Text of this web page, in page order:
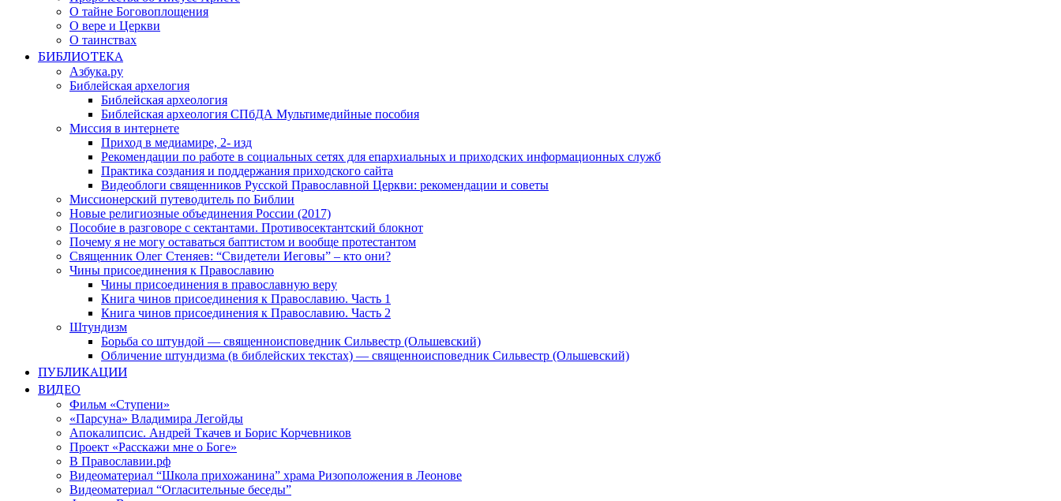
О тайне Боговоплощения
О вере и Церкви
О таинствах
БИБЛИОТЕКА
Азбука.ру
Библейская архелогия
Библейская археология
Библейская археология СПбДА Мультимедийные пособия
Миссия в интернете
Приход в медиамире, 2- изд
Рекомендации по работе в социальных сетях для епархиальных и приходских информационных служб
Практика создания и поддержания приходского сайта
Видеоблоги священников Русской Православной Церкви: рекомендации и советы
Миссионерский путеводитель по Библии
Новые религиозные объединения России (2017)
Пособие в разговоре с сектантами. Противосектантский блокнот
Почему я не могу оставаться баптистом и вообще протестантом
Священник Олег Стеняев: “Свидетели Иеговы” – кто они?
Чины присоединения к Православию
Чины присоединения в православную веру
Книга чинов присоединения к Православию. Часть 1
Книга чинов присоединения к Православию. Часть 2
Штундизм
Борьба со штундой — священноисповедник Сильвестр (Ольшевский)
Обличение штундизма (в библейских текстах) — священноисповедник Сильвестр (Ольшевский)
ПУБЛИКАЦИИ
ВИДЕО
Фильм «Ступени»
«Парсуна» Владимира Легойды
Апокалипсис. Андрей Ткачев и Борис Корчевников
Проект «Расскажи мне о Боге»
В Православии.рф
Видеоматериал “Школа прихожанина” храма Ризоположения в Леонове
Видеоматериал “Огласительные беседы”